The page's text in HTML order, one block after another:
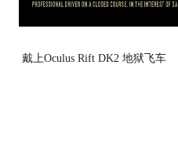
戴上Oculus Rift DK2 地狱飞车